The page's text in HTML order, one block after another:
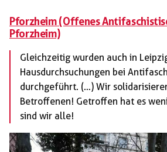
Pforzheim (Offenes
Pforzheim)
Gleichzeitig wurden auch in
Hausdurchsuchungen bei
durchgeführt. (…) Wir
Betroffenen! Getroffen hat es
sind wir alle!